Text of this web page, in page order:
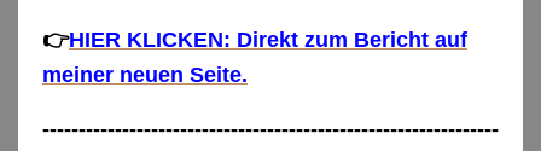
👉HIER KLICKEN: Direkt zum Bericht auf
meiner neuen Seite.
---------------------------------------------------------------